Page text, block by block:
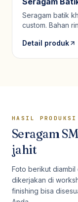
Seragam batik
custom. Bahan
Detail produk
HASIL PRODUKSI
Seragam
jahit
Foto berikut
dikerjakan di
finishing bisa